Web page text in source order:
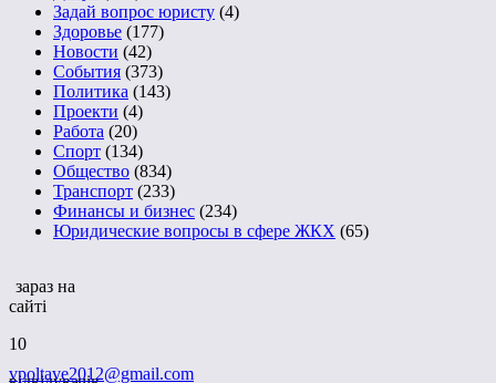
Задай вопрос юристу (4)
Здоровье (177)
Новости (42)
События (373)
Политика (143)
Проекти (4)
Работа (20)
Спорт (134)
Общество (834)
Транспорт (233)
Финансы и бизнес (234)
Юридические вопросы в сфере ЖКХ (65)
зараз на
сайті
10
vpoltave2012@gmail.com